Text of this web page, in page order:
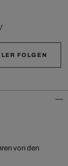
FOLGEN
von den